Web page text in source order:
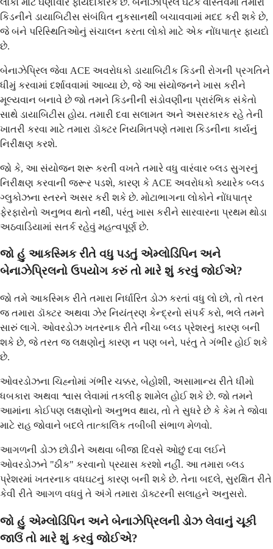
કિડનીને ડાયાબિટીસ સંબંધિત નુકસાનથી બચાવવામાં મદદ કરી શકે છે,
જે બંને પરિસ્થિતિઓનું સંચાલન કરતા લોકો માટે એક નોંધપાત્ર ફાયદો
છે.
બેનાઝેપ્રિલ જેવા ACE અવરોધકો ડાયાબિટીક કિડની રોગની પ્રગતિને
ધીમું કરવામાં દર્શાવવામાં આવ્યા છે, જે આ સંયોજનને ખાસ કરીને
મૂલ્યવાન બનાવે છે જો તમને કિડનીની સંડોવણીના પ્રારંભિક સંકેતો
સાથે ડાયાબિટીસ હોય. તમારી દવા સલામત અને અસરકારક રહે તેની
ખાતરી કરવા માટે તમારા ડૉક્ટર નિયમિતપણે તમારા કિડનીના કાર્યનું
નિરીક્ષણ કરશે.
જો કે, આ સંયોજન શરૂ કરતી વખતે તમારે વધુ વારંવાર બ્લડ સુગરનું
નિરીક્ષણ કરવાની જરૂર પડશે, કારણ કે ACE અવરોધકો ક્યારેક બ્લડ
ગ્લુકોઝના સ્તરને અસર કરી શકે છે. મોટાભાગના લોકોને નોંધપાત્ર
ફેરફારોનો અનુભવ થતો નથી, પરંતુ ખાસ કરીને સારવારના પ્રથમ થોડા
અઠવાડિયામાં સતર્ક રહેવું મહત્વપૂર્ણ છે.
જો હું આકસ્મિક રીતે વધુ પડતું એમ્લોડિપિન અને
બેનાઝેપ્રિલનો ઉપયોગ કરું તો મારે શું કરવું જોઈએ?
જો તમે આકસ્મિક રીતે તમારા નિર્ધારિત ડોઝ કરતાં વધુ લો છો, તો તરત
જ તમારા ડૉક્ટર અથવા ઝેર નિયંત્રણ કેન્દ્રનો સંપર્ક કરો, ભલે તમને
સારું લાગે. ઓવરડોઝ ખતરનાક રીતે નીચા બ્લડ પ્રેશરનું કારણ બની
શકે છે, જે તરત જ લક્ષણોનું કારણ ન પણ બને, પરંતુ તે ગંભીર હોઈ શકે
છે.
ઓવરડોઝના ચિહ્નોમાં ગંભીર ચક્કર, બેહોશી, અસામાન્ય રીતે ધીમો
ધબકારા અથવા શ્વાસ લેવામાં તકલીફ શામેલ હોઈ શકે છે. જો તમને
આમાંના કોઈપણ લક્ષણોનો અનુભવ થાય, તો તે સુધરે છે કે કેમ તે જોવા
માટે રાહ જોવાને બદલે તાત્કાલિક તબીબી સંભાળ મેળવો.
આગળની ડોઝ છોડીને અથવા બીજા દિવસે ઓછું દવા લઈને
ઓવરડોઝને "ઠીક" કરવાનો પ્રયાસ કરશો નહીં. આ તમારા બ્લડ
પ્રેશરમાં ખતરનાક વધઘટનું કારણ બની શકે છે. તેના બદલે, સુરક્ષિત રીતે
કેવી રીતે આગળ વધવું તે અંગે તમારા ડૉક્ટરની સલાહને અનુસરો.
જો હું એમ્લોડિપિન અને બેનાઝેપ્રિલની ડોઝ લેવાનું ચૂકી
જાઉં તો મારે શું કરવું જોઈએ?